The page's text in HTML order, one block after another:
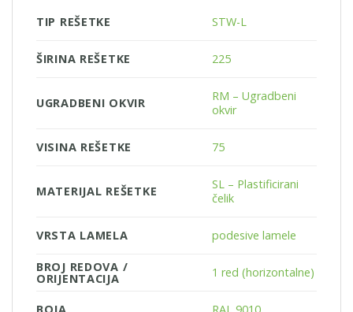
TIP REŠETKE STW-L
ŠIRINA REŠETKE 225
UGRADBENI OKVIR
RM – Ugradbeni
okvir
VISINA REŠETKE 75
MATERIJAL REŠETKE
SL – Plastificirani
čelik
VRSTA LAMELA podesive lamele
BROJ REDOVA /
ORIJENTACIJA 1 red (horizontalne)